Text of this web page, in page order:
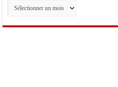
Archives